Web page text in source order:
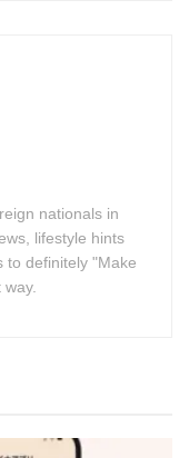
nationals in
lifestyle hints
to definitely "Make